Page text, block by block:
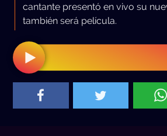
cantante presentó en vivo su
también será película.